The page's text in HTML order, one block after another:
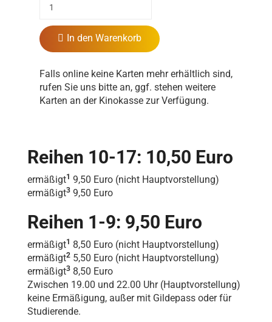
In den Warenkorb
Falls online keine Karten mehr erhältlich sind,
rufen Sie uns bitte an, ggf. stehen weitere
Karten an der Kinokasse zur Verfügung.
Reihen 10-17: 10,50 Euro
ermäßigt1 9,50 Euro (nicht Hauptvorstellung)
ermäßigt3 9,50 Euro
Reihen 1-9: 9,50 Euro
ermäßigt1 8,50 Euro (nicht Hauptvorstellung)
ermäßigt2 5,50 Euro (nicht Hauptvorstellung)
ermäßigt3 8,50 Euro
Zwischen 19.00 und 22.00 Uhr (Hauptvorstellung)
keine Ermäßigung, außer mit Gildepass oder für
Studierende.